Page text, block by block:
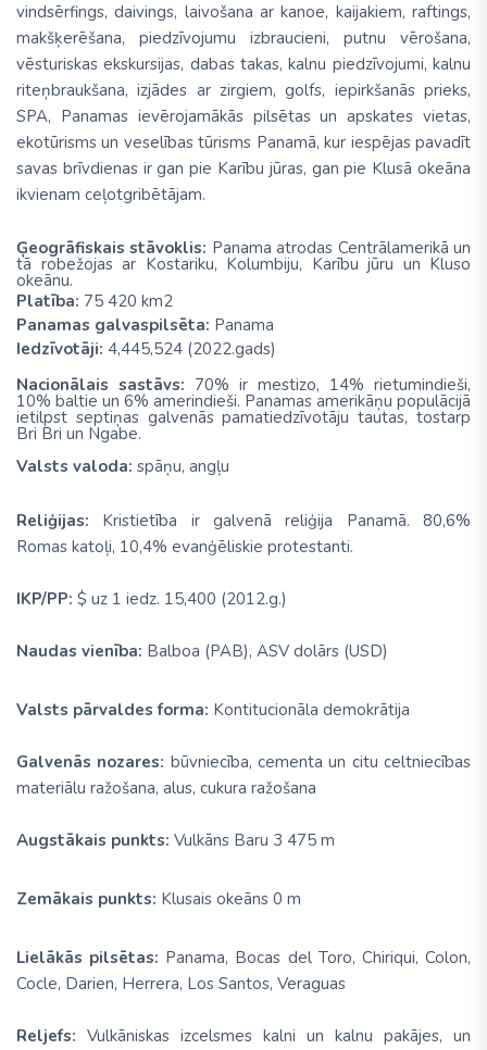
vindsērfings, daivings, laivošana ar kanoe, kaijakiem, raftings,
makšķerēšana, piedzīvojumu izbraucieni, putnu vērošana,
vēsturiskas ekskursijas, dabas takas, kalnu piedzīvojumi, kalnu
riteņbraukšana, izjādes ar zirgiem, golfs, iepirkšanās prieks,
SPA, Panamas ievērojamākās pilsētas un apskates vietas,
ekotūrisms un veselības tūrisms Panamā, kur iespējas pavadīt
savas brīvdienas ir gan pie Karību jūras, gan pie Klusā okeāna
ikvienam ceļotgribētājam.
Ģeogrāfiskais stāvoklis: Panama atrodas Centrālamerikā un
tā robežojas ar Kostariku, Kolumbiju, Karību jūru un Kluso
okeānu.
Platība: 75 420 km2
Panamas galvaspilsēta: Panama
Iedzīvotāji: 4,445,524 (2022.gads)
Nacionālais sastāvs: 70% ir mestizo, 14% rietumindieši,
10% baltie un 6% amerindieši. Panamas amerikāņu populācijā
ietilpst septiņas galvenās pamatiedzīvotāju tautas, tostarp
Bri Bri un Ngabe.
Valsts valoda: spāņu, angļu
Reliģijas: Kristietība ir galvenā reliģija Panamā. 80,6%
Romas katoļi, 10,4% evanģēliskie protestanti.
IKP/PP: $ uz 1 iedz. 15,400 (2012.g.)
Naudas vienība: Balboa (PAB), ASV dolārs (USD)
Valsts pārvaldes forma: Kontitucionāla demokrātija
Galvenās nozares: būvniecība, cementa un citu celtniecības
materiālu ražošana, alus, cukura ražošana
Augstākais punkts: Vulkāns Baru 3 475 m
Zemākais punkts: Klusais okeāns 0 m
Lielākās pilsētas: Panama, Bocas del Toro, Chiriqui, Colon,
Cocle, Darien, Herrera, Los Santos, Veraguas
Reljefs: Vulkāniskas izcelsmes kalni un kalnu pakājes, un